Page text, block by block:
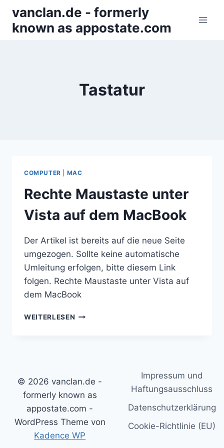
Inhalt
springen
vanclan.de - formerly
known as appostate.com
Tastatur
COMPUTER MAC
Rechte Maustaste unter
Vista auf dem MacBook
Der Artikel ist bereits auf die neue Seite
umgezogen. Sollte keine automatische
Umleitung erfolgen, bitte diesem Link
folgen. Rechte Maustaste unter Vista auf
dem MacBook
WEITERLESEN RECHTE
MACBOOK
© 2026 vanclan.de -
formerly known as
appostate.com -
WordPress Theme von
Kadence WP
Impressum und
Haftungsausschluss
Datenschutzerklärung
Cookie-Richtlinie (EU)